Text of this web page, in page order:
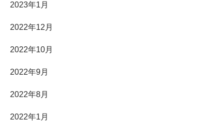
2023年1月
2022年12月
2022年10月
2022年9月
2022年8月
2022年1月